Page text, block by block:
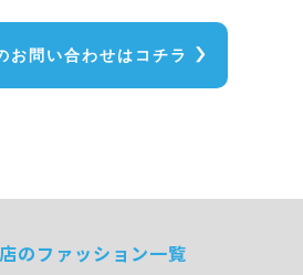
お問い合わせはコチラ
のファッション一覧